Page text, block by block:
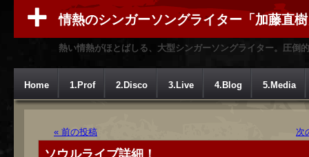
情熱のシンガーソングライター「加藤直
熱い情熱がほとばしる、大型シンガーソングライター。圧倒
Home 1.Prof 2.Disco 3.Live 4.Blog 5.Media
« 前の投稿 次
ソウルライブ詳細！